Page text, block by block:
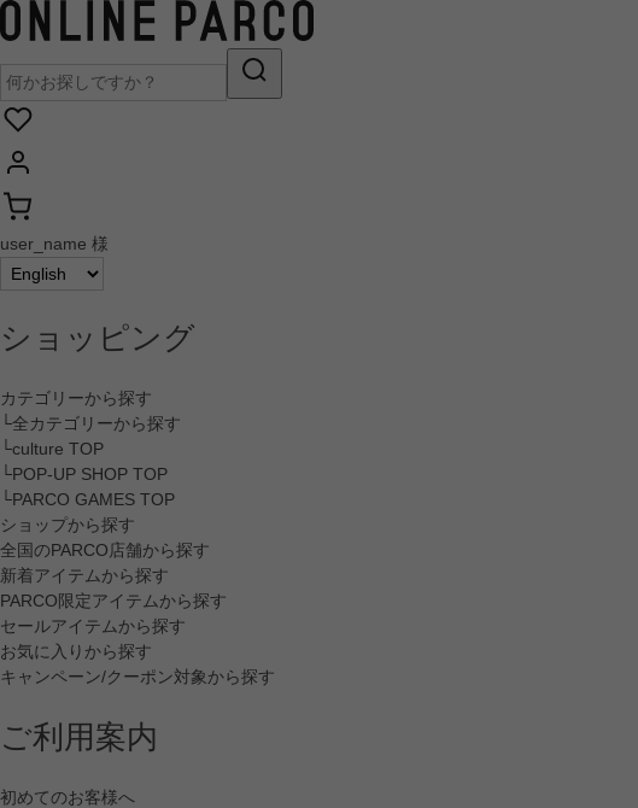
user_name 様
ショッピング
カテゴリーから探す
└全カテゴリーから探す
└culture TOP
└POP-UP SHOP TOP
└PARCO GAMES TOP
ショップから探す
全国のPARCO店舗から探す
新着アイテムから探す
PARCO限定アイテムから探す
セールアイテムから探す
お気に入りから探す
キャンペーン/クーポン対象から探す
ご利用案内
初めてのお客様へ